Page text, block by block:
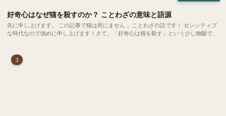
好奇心はなぜ猫を殺すのか？ ことわざの意味と語源
先に申し上げます。 この記事で猫は死にません 。ことわざの話です！ センシティブ
な時代なので強めに申し上げます！さて、「好奇心は猫を殺す」という少し物騒で、
3